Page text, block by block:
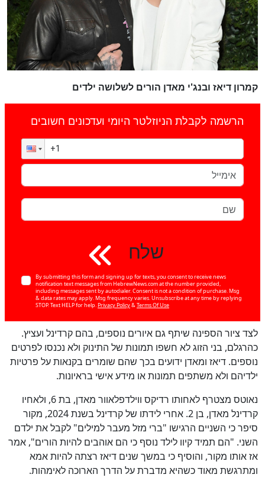
קמרון דיאז ובנג'י מאדן הורים לשלושה ילדים
הרשמה לקבלת הניוזלטר היומי ועדכונים חשובים
שלח
By submitting this form and signing up for texts, you consent to receive news
notification text messages from HebrewNews.com at the number provided,
including messages sent by autodialer. Consent is not a condition of purchase. Msg
& data rates may apply. Msg frequency varies. Unsubscribe at any time by replying
STOP. Text HELP for help. Privacy Policy& Terms Of Use
לצד ציור הספינה שיתף גם איורים נוספים, בהם קרדינל ועציץ.
כהרגלם, בני הזוג לא חשפו תמונות של התינוק ולא נכנסו לפרטים
נוספים. דיאז ומאדן ידועים בכך שהם שומרים בקנאות על פרטיות
ילדיהם ולא משתפים תמונות או מידע אישי בראיונות.
נאוטס מצטרף לאחותו רדיקס ווילדפלאוור מאדן, בת 6, ולאחיו
קרדינל מאדן, בן 2. אחרי לידתו של קרדינל בשנת 2024, מקור
סיפר כי השניים הרגישו "ברי מזל מעבר למילים" לקבל את ילדם
השני. "הם תמיד קיוו לילד נוסף כי הם אוהבים להיות הורים", אמר
אז אותו מקור, והוסיף כי במשך שנים דיאז רצתה להיות אמא
ומתרגשת מאוד כשהיא מדברת על הדרך הארוכה לאימהות.
100 %כן